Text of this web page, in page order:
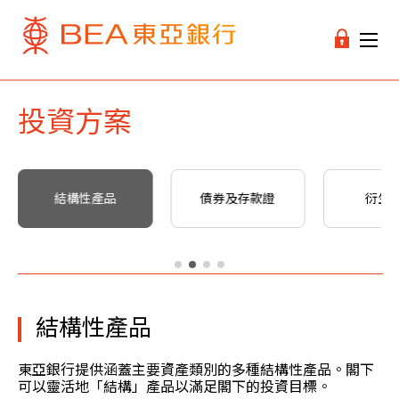
投資方案
結構性產品 債券及存款證 衍生
結構性產品
東亞銀行提供涵蓋主要資產類別的多種結構性產品。閣下
可以靈活地「結構」產品以滿足閣下的投資目標。